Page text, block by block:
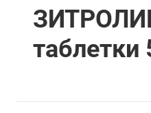
таблетки